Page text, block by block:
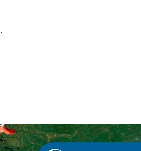
كما أشار الرئيس الأميركي إلى أنه يفكر في فرض رسوم جمركية على الدول التي تشتري النفط من إيران كوسيلة لممارسة الضغط على طهران.